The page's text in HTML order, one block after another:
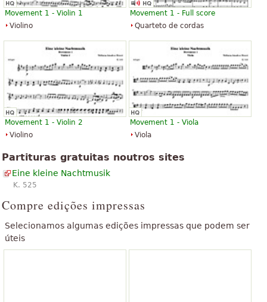
“goodgood assim”
“Esta faixa que pode comparar aos governos do pis”
Movement 1 - Violin 1
Violino
Movement 1 - Full score
Quarteto de cordas
Movement 1 - Violin 2
Violino
Movement 1 - Viola
Viola
Partituras gratuitas noutros sites
Eine kleine Nachtmusik
K. 525
Compre edições impressas
Selecionamos algumas edições impressas que podem ser
úteis